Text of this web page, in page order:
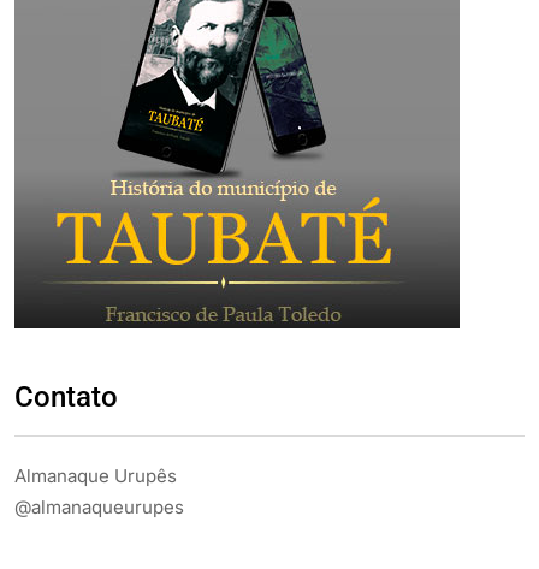
Contato
Almanaque Urupês
@almanaqueurupes